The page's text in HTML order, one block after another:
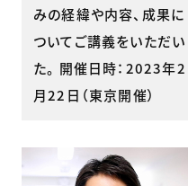
みの経緯や内容、成果に
ついてご講義をいただい
た。 開催日時：2023年2
月22日（東京開催）